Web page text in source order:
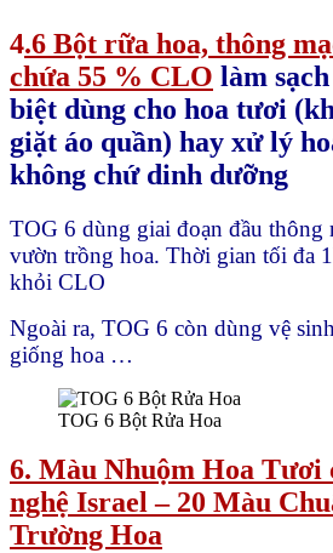
4.6 Bột rữa hoa, thông
chứa 55 % CLO làm
biệt dùng cho hoa tươi
giặt áo quần) hay xử lý
không chứ dinh dưỡng
TOG 6 dùng giai đoạn đầu thông
vườn trồng hoa. Thời gian tối đa
khỏi CLO
Ngoài ra, TOG 6 còn dùng vệ
giống hoa …
TOG 6 Bột Rửa Hoa
6. Màu Nhuộm Hoa Tươi
nghệ Israel – 20 Màu
Trường Hoa